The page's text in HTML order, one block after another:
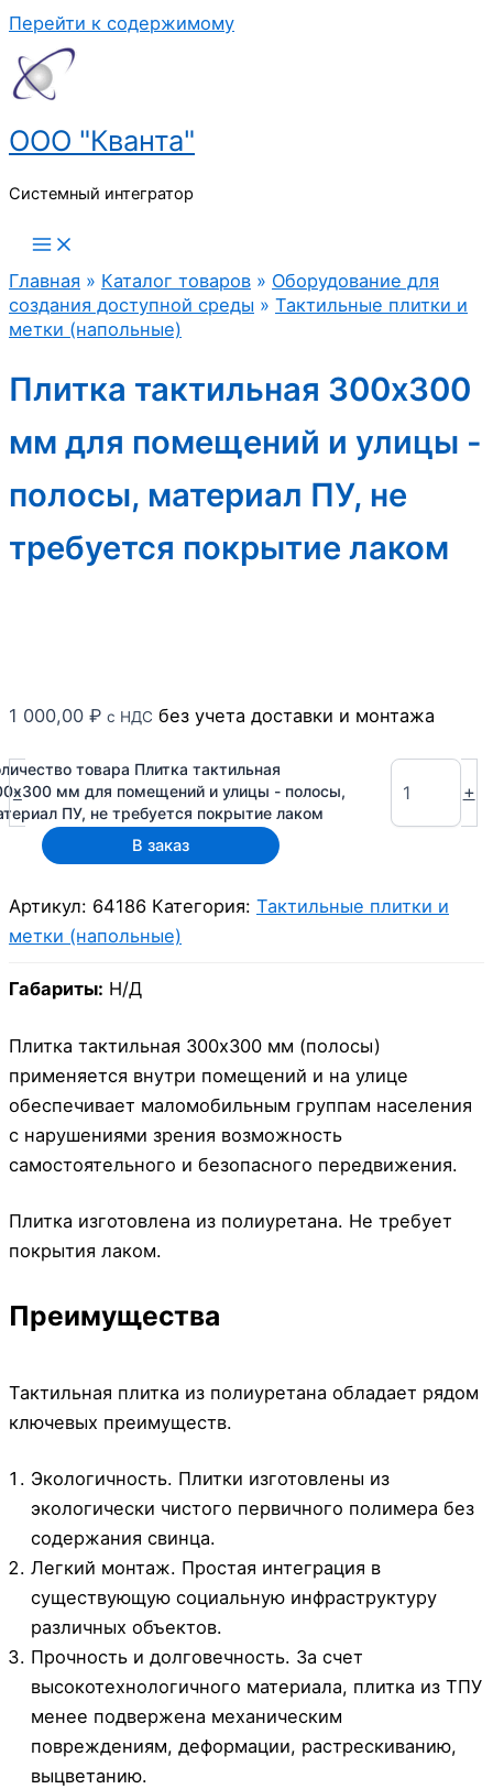
Перейти к содержимому
ООО "Кванта"
Системный интегратор
Главная » Каталог товаров » Оборудование для
создания доступной среды » Тактильные плитки и
метки (напольные)
Плитка тактильная 300х300
мм для помещений и улицы -
полосы, материал ПУ, не
требуется покрытие лаком
1 000,00 ₽ с НДС без учета доставки и монтажа
-
товара Плитка тактильная
мм для помещений и улицы - полосы,
ПУ, не требуется покрытие лаком
+
В заказ
Артикул: 64186 Категория: Тактильные плитки и
метки (напольные)
Габариты: Н/Д
Плитка тактильная 300х300 мм (полосы)
применяется внутри помещений и на улице
обеспечивает маломобильным группам населения
с нарушениями зрения возможность
самостоятельного и безопасного передвижения.
Плитка изготовлена из полиуретана. Не требует
покрытия лаком.
Преимущества
Тактильная плитка из полиуретана обладает рядом
ключевых преимуществ.
Экологичность. Плитки изготовлены из
экологически чистого первичного полимера без
содержания свинца.
Легкий монтаж. Простая интеграция в
существующую социальную инфраструктуру
различных объектов.
Прочность и долговечность. За счет
высокотехнологичного материала, плитка из ТПУ
менее подвержена механическим
повреждениям, деформации, растрескиванию,
выцветанию.